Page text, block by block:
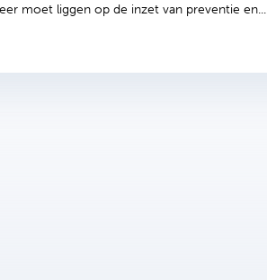
moet liggen op de inzet van preventie en...